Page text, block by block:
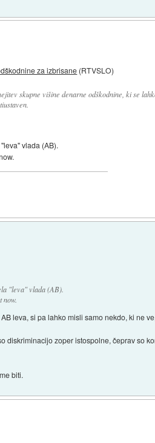
za izbrisane (RTVSLO)
skupne višine denarne odškodnine, ki se
vlada (AB).
"leva" vlada (AB).
now.
leva, si pa lahko misli samo nekdo, ki ne
diskriminacijo zoper istospolne, čeprav so
biti.